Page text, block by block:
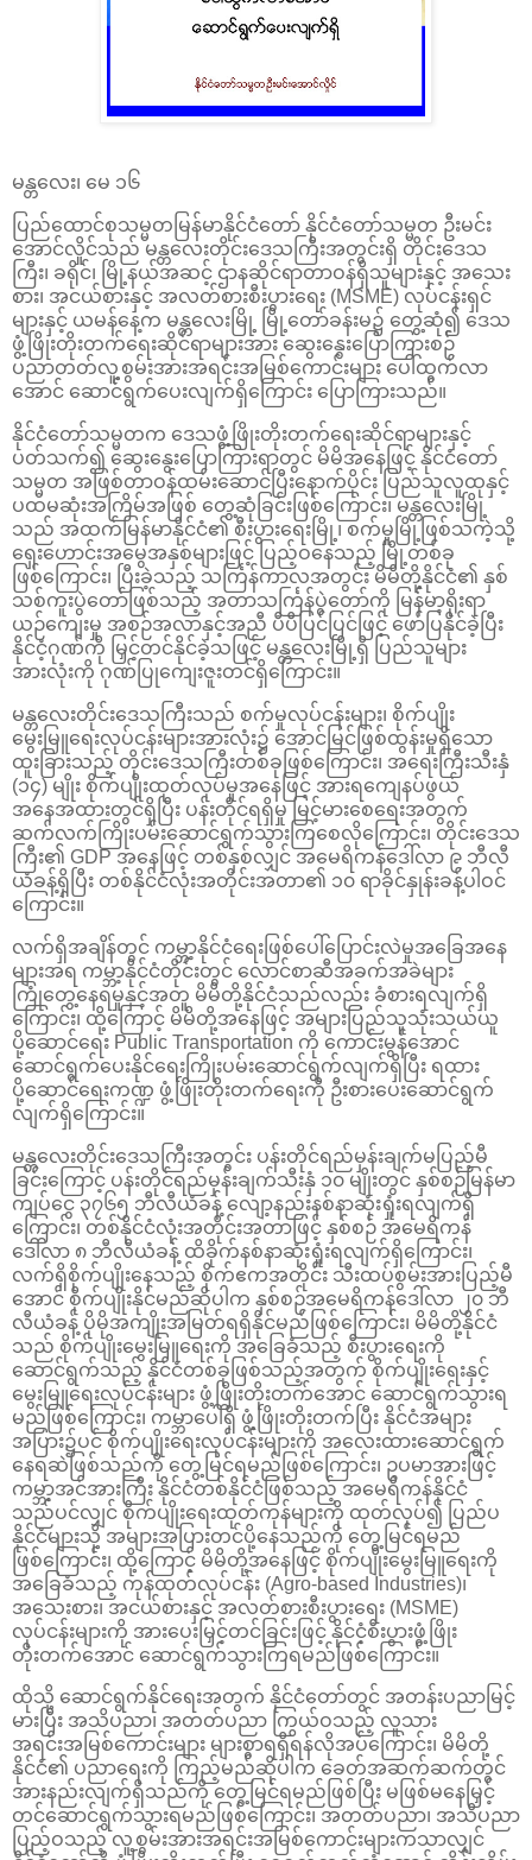
မန္တလေး၊ မေ ၁၆
ပြည်ထောင်စုသမ္မတမြန်မာနိုင်ငံတော် နိုင်ငံတော်သမ္မတ ဦးမင်း
အောင်လှိုင်သည် မန္တလေးတိုင်းဒေသကြီးအတွင်းရှိ တိုင်းဒေသ
ကြီး၊ ခရိုင်၊ မြို့နယ်အဆင့် ဌာနဆိုင်ရာတာဝန်ရှိသူများနှင့် အသေး
စား၊ အငယ်စားနှင့် အလတ်စားစီးပွားရေး (MSME) လုပ်ငန်းရှင်
များနှင့် ယမန်နေ့က မန္တလေးမြို့ မြို့တော်ခန်းမ၌ တွေ့ဆုံ၍ ဒေသ
ဖွံ့ဖြိုးတိုးတက်ရေးဆိုင်ရာများအား ဆွေးနွေးပြောကြားစဉ်
ပညာတတ်လူ့စွမ်းအားအရင်းအမြစ်ကောင်းများ ပေါ်ထွက်လာ
အောင် ဆောင်ရွက်ပေးလျက်ရှိကြောင်း ပြောကြားသည်။
နိုင်ငံတော်သမ္မတက ဒေသဖွံ့ဖြိုးတိုးတက်ရေးဆိုင်ရာများနှင့်
ပတ်သက်၍ ဆွေးနွေးပြောကြားရာတွင် မိမိအနေဖြင့် နိုင်ငံတော်
သမ္မတ အဖြစ်တာဝန်ထမ်းဆောင်ပြီးနောက်ပိုင်း ပြည်သူလူထုနှင့်
ပထမဆုံးအကြိမ်အဖြစ် တွေ့ဆုံခြင်းဖြစ်ကြောင်း၊ မန္တလေးမြို့
သည် အထက်မြန်မာနိုင်ငံ၏ စီးပွားရေးမြို့၊ စက်မှုမြို့ဖြစ်သကဲ့သို့
ရှေးဟောင်းအမွေအနှစ်များဖြင့် ပြည့်ဝနေသည့် မြို့တစ်ခု
ဖြစ်ကြောင်း၊ ပြီးခဲ့သည့် သင်္ကြန်ကာလအတွင်း မိမိတို့နိုင်ငံ၏ နှစ်
သစ်ကူးပွဲတော်ဖြစ်သည့် အတာသင်္ကြန်ပွဲတော်ကို မြန်မာ့ရိုးရာ
ယဉ်ကျေးမှု အစဉ်အလာနှင့်အညီ ပီပီပြင်ပြင်ဖြင့် ဖော်ပြနိုင်ခဲ့ပြီး
နိုင်ငံ့ဂုဏ်ကို မြှင့်တင်နိုင်ခဲ့သဖြင့် မန္တလေးမြို့ရှိ ပြည်သူများ
အားလုံးကို ဂုဏ်ပြုကျေးဇူးတင်ရှိကြောင်း။
မန္တလေးတိုင်းဒေသကြီးသည် စက်မှုလုပ်ငန်းများ၊ စိုက်ပျိုး
မွေးမြူရေးလုပ်ငန်းများအားလုံး၌ အောင်မြင်ဖြစ်ထွန်းမှုရှိသော
ထူးခြားသည့် တိုင်းဒေသကြီးတစ်ခုဖြစ်ကြောင်း၊ အရေးကြီးသီးနှံ
(၁၄) မျိုး စိုက်ပျိုးထုတ်လုပ်မှုအနေဖြင့် အားရကျေနပ်ဖွယ်
အနေအထားတွင်ရှိပြီး ပန်းတိုင်ရရှိမှု မြင့်မားစေရေးအတွက်
ဆက်လက်ကြိုးပမ်းဆောင်ရွက်သွားကြစေလိုကြောင်း၊ တိုင်းဒေသ
ကြီး၏ GDP အနေဖြင့် တစ်နှစ်လျှင် အမေရိကန်ဒေါ်လာ ၉ ဘီလီ
ယံခန့်ရှိပြီး တစ်နိုင်ငံလုံးအတိုင်းအတာ၏ ၁၀ ရာခိုင်နှုန်းခန့်ပါဝင်
ကြောင်း။
လက်ရှိအချိန်တွင် ကမ္ဘာ့နိုင်ငံရေးဖြစ်ပေါ်ပြောင်းလဲမှုအခြေအနေ
များအရ ကမ္ဘာ့နိုင်ငံတိုင်းတွင် လောင်စာဆီအခက်အခဲများ
ကြုံတွေ့နေရမှုနှင့်အတူ မိမိတို့နိုင်ငံသည်လည်း ခံစားရလျက်ရှိ
ကြောင်း၊ ထို့ကြောင့် မိမိတို့အနေဖြင့် အများပြည်သူသုံးသယ်ယူ
ပို့ဆောင်ရေး Public Transportation ကို ကောင်းမွန်အောင်
ဆောင်ရွက်ပေးနိုင်ရေးကြိုးပမ်းဆောင်ရွက်လျက်ရှိပြီး ရထား
ပို့ဆောင်ရေးကဏ္ဍ ဖွံ့ဖြိုးတိုးတက်ရေးကို ဦးစားပေးဆောင်ရွက်
လျက်ရှိကြောင်း။
မန္တလေးတိုင်းဒေသကြီးအတွင်း ပန်းတိုင်ရည်မှန်းချက်မပြည့်မီ
ခြင်းကြောင့် ပန်းတိုင်ရည်မှန်းချက်သီးနှံ ၁၀ မျိုးတွင် နှစ်စဉ်မြန်မာ
ကျပ်ငွေ ၃၇၆၅ ဘီလီယံခန့် လျော့နည်းနစ်နာဆုံးရှုံးရလျက်ရှိ
ကြောင်း၊ တစ်နိုင်ငံလုံးအတိုင်းအတာဖြင့် နှစ်စဉ် အမေရိကန်
ဒေါ်လာ ၈ ဘီလီယံခန့် ထိခိုက်နစ်နာဆုံးရှုံးရလျက်ရှိကြောင်း၊
လက်ရှိစိုက်ပျိုးနေသည့် စိုက်ဧကအတိုင်း သီးထပ်စွမ်းအားပြည့်မီ
အောင် စိုက်ပျိုးနိုင်မည်ဆိုပါက နှစ်စဉ်အမေရိကန်ဒေါ်လာ ၂၀ ဘီ
လီယံခန့် ပိုမိုအကျိုးအမြတ်ရရှိနိုင်မည်ဖြစ်ကြောင်း၊ မိမိတို့နိုင်ငံ
သည် စိုက်ပျိုးမွေးမြူရေးကို အခြေခံသည့် စီးပွားရေးကို
ဆောင်ရွက်သည့် နိုင်ငံတစ်ခုဖြစ်သည့်အတွက် စိုက်ပျိုးရေးနှင့်
မွေးမြူရေးလုပ်ငန်းများ ဖွံ့ဖြိုးတိုးတက်အောင် ဆောင်ရွက်သွားရ
မည်ဖြစ်ကြောင်း၊ ကမ္ဘာပေါ်ရှိ ဖွံ့ဖြိုးတိုးတက်ပြီး နိုင်ငံအများ
အပြား၌ပင် စိုက်ပျိုးရေးလုပ်ငန်းများကို အလေးထားဆောင်ရွက်
နေရဆဲဖြစ်သည်ကို တွေ့မြင်ရမည်ဖြစ်ကြောင်း၊ ဥပမာအားဖြင့်
ကမ္ဘာ့အင်အားကြီး နိုင်ငံတစ်နိုင်ငံဖြစ်သည့် အမေရိကန်နိုင်ငံ
သည်ပင်လျှင် စိုက်ပျိုးရေးထုတ်ကုန်များကို ထုတ်လုပ်၍ ပြည်ပ
နိုင်ငံများသို့ အများအပြားတင်ပို့နေသည်ကို တွေ့မြင်ရမည်
ဖြစ်ကြောင်း၊ ထို့ကြောင့် မိမိတို့အနေဖြင့် စိုက်ပျိုးမွေးမြူရေးကို
အခြေခံသည့် ကုန်ထုတ်လုပ်ငန်း (Agro-based Industries)၊
အသေးစား၊ အငယ်စားနှင့် အလတ်စားစီးပွားရေး (MSME)
လုပ်ငန်းများကို အားပေးမြှင့်တင်ခြင်းဖြင့် နိုင်ငံ့စီးပွားဖွံ့ဖြိုး
တိုးတက်အောင် ဆောင်ရွက်သွားကြရမည်ဖြစ်ကြောင်း။
ထိုသို့ ဆောင်ရွက်နိုင်ရေးအတွက် နိုင်ငံတော်တွင် အတန်းပညာမြင့်
မားပြီး အသိပညာ၊ အတတ်ပညာ ကြွယ်ဝသည့် လူသား
အရင်းအမြစ်ကောင်းများ များစွာရရှိရန်လိုအပ်ကြောင်း၊ မိမိတို့
နိုင်ငံ၏ ပညာရေးကို ကြည့်မည်ဆိုပါက ခေတ်အဆက်ဆက်တွင်
အားနည်းလျက်ရှိသည်ကို တွေ့မြင်ရမည်ဖြစ်ပြီး မဖြစ်မနေမြှင့်
တင်ဆောင်ရွက်သွားရမည်ဖြစ်ကြောင်း၊ အတတ်ပညာ၊ အသိပညာ
ပြည့်ဝသည့် လူ့စွမ်းအားအရင်းအမြစ်ကောင်းများကသာလျှင်